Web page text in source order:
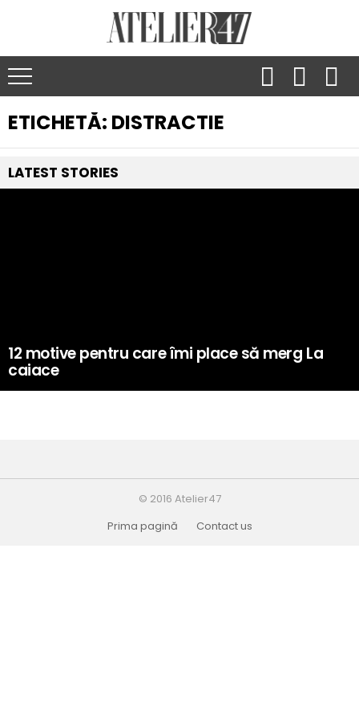
ETICHETĂ: DISTRACTIE
LATEST STORIES
12 motive pentru care îmi place să merg La
caiace
© 2016 Atelier47
Prima pagină
Contact us